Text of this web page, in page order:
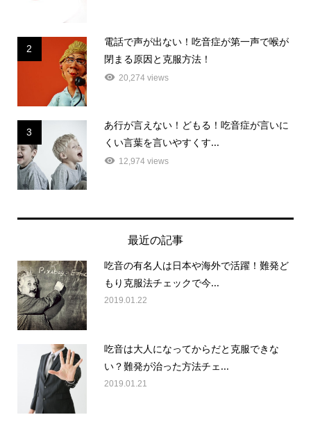
2
電話で声が出ない！吃音症が第一声で喉が
閉まる原因と克服方法！
20,274 views
3
あ行が言えない！どもる！吃音症が言いに
くい言葉を言いやすくす...
12,974 views
最近の記事
吃音の有名人は日本や海外で活躍！難発ど
もり克服法チェックで今...
2019.01.22
吃音は大人になってからだと克服できな
い？難発が治った方法チェ...
2019.01.21